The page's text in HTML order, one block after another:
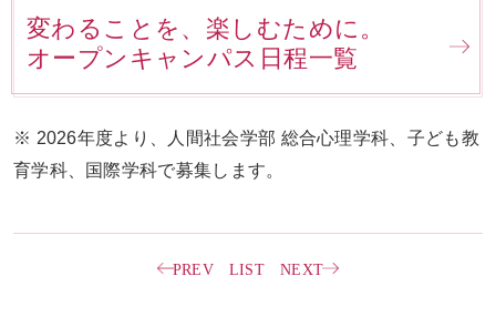
変わることを、楽しむために。
オープンキャンパス日程一覧
※ 2026年度より、人間社会学部 総合心理学科、子ども教
育学科、国際学科で募集します。
PREV LIST NEXT